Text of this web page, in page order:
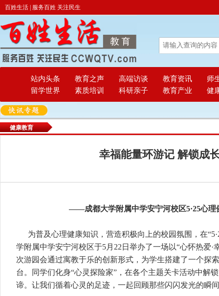
百姓生活 | 服务百姓 关注民生
站内头条 教育之声 高端访谈 教育资讯
师
留学世界
素质培训 科研亲子 教育产业 健
健康教育
幸福能量环游记 解锁成
——成都大学附属中学安宁河校区5·25心理
为普及心理健康知识，营造积极向上的校园氛围，在
学附属中学安宁河校区于5月22日举办了一场以“心怀热爱·
次游园会通过寓教于乐的创新形式，为学生搭建了一个探
台。同学们化身“心灵探险家”，在各个主题关卡活动中解
谛。让我们循着心灵的足迹，一起回顾那些闪闪发光的瞬